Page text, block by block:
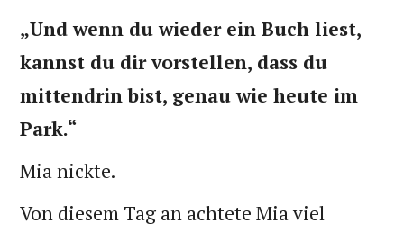
„Und wenn du wieder ein Buch liest,
kannst du dir vorstellen, dass du
mittendrin bist, genau wie heute im
Park.“
Mia nickte.
Von diesem Tag an achtete Mia viel